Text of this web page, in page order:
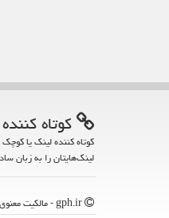
كوتاه
کوتاه کننده لینک یا
لینک‌هایتان را به زبان